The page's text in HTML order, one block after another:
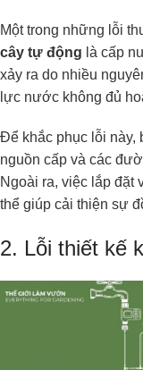
Một trong những lỗi
cây tự động là cấp
xảy ra do nhiều
lực nước không đủ
Để khắc phục lỗi này,
nguồn cấp và các
Ngoài ra, việc lắp đặt
thể giúp cải thiện sự
2. Lỗi thiết kế